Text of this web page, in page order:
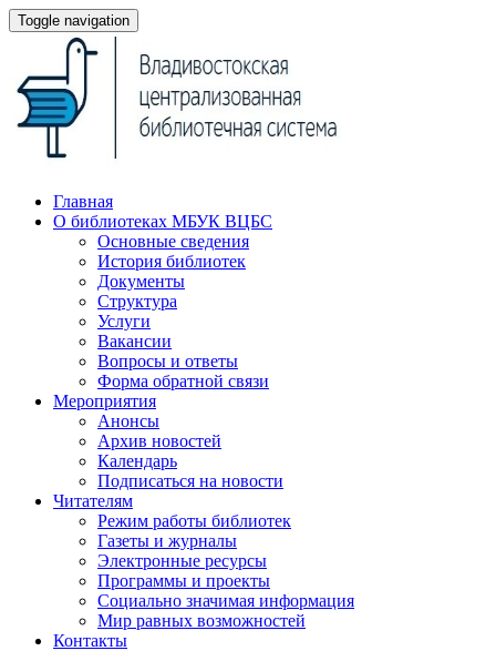
Toggle navigation
Главная
О библиотеках МБУК ВЦБС
Основные сведения
История библиотек
Документы
Структура
Услуги
Вакансии
Вопросы и ответы
Форма обратной связи
Мероприятия
Анонсы
Архив новостей
Календарь
Подписаться на новости
Читателям
Режим работы библиотек
Газеты и журналы
Электронные ресурсы
Программы и проекты
Социально значимая информация
Мир равных возможностей
Контакты